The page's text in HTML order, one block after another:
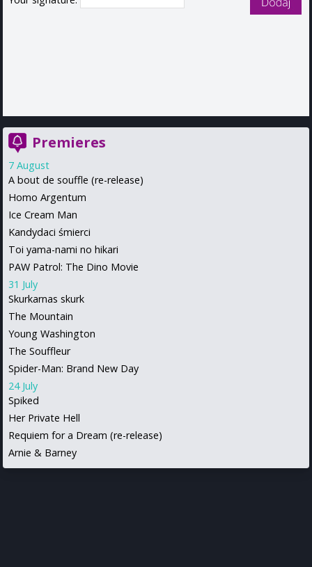
Premieres
7 August
A bout de souffle (re-release)
Homo Argentum
Ice Cream Man
Kandydaci śmierci
Toi yama-nami no hikari
PAW Patrol: The Dino Movie
31 July
Skurkarnas skurk
The Mountain
Young Washington
The Souffleur
Spider-Man: Brand New Day
24 July
Spiked
Her Private Hell
Requiem for a Dream (re-release)
Arnie & Barney